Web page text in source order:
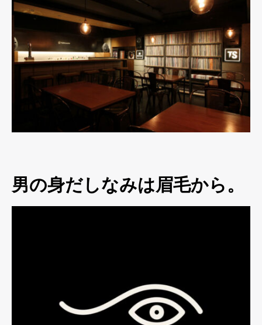
男の身だしなみは眉毛から。